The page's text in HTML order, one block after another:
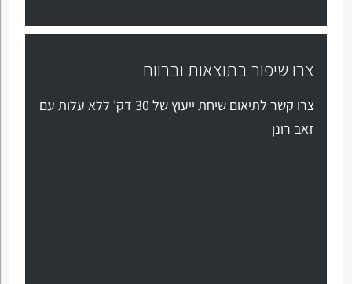
צרו שיפור בתוצאות וברווח
צרו קשר לתיאום שיחת ייעוץ של 30 דק' ללא עלות עם
זאב רונן